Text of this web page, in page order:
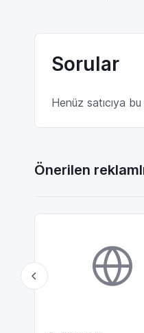
Sorular
Henüz satıcıya
Önerilen